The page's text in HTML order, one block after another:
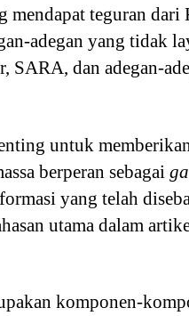
mendapat teguran
adegan yang tidak
SARA, dan adegan-
untuk
berperan sebagai
yang telah
utama dalam
komponen-